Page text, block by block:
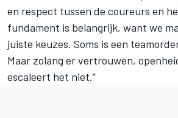
en respect tussen de coureurs en
fundament is belangrijk, want we
juiste keuzes. Soms is een
Maar zolang er vertrouwen,
escaleert het niet.”